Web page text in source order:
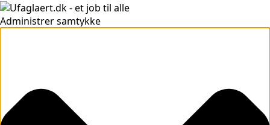
Administrer samtykke